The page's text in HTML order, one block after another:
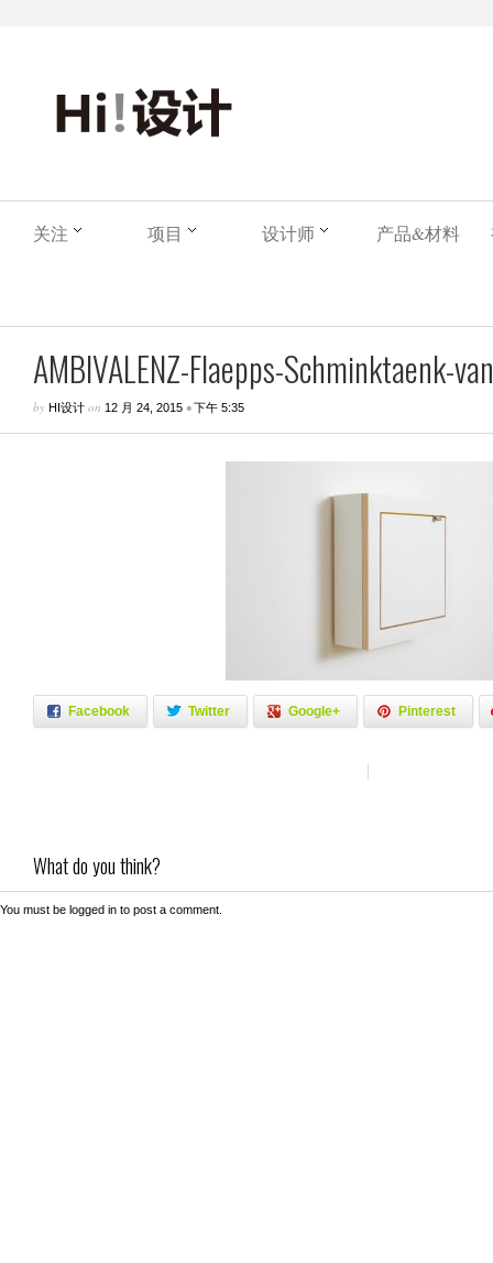
关注 项目 设计师 产品&材料
AMBIVALENZ-Flaepps-Schminktaenk-
by HI设计 on 12 月 24, 2015 •下午 5:35
Facebook Twitter Google+ Pinterest
What do you think?
You must be logged in to post a comment.